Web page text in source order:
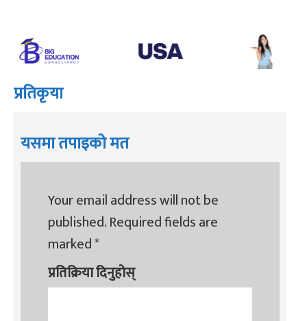
प्रतिकृया
यसमा तपाइको मत
Your email address will not be
published.Required fields are
marked*
प्रतिक्रिया दिनुहोस्